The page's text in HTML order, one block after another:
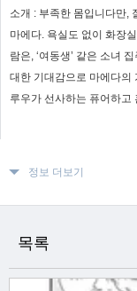
소개 : 부족한 몸입니다만, 잘 부탁드려요 취직과 함
마에다. 욕실도 없이 화장
람은, ‘여동생’ 같은 소녀
대한 기대감으로 마에다의 가슴은 한
루우가 선사하는 퓨어하
정보 더보기
목록